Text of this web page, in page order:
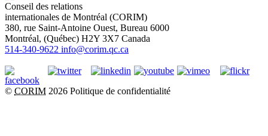
Conseil des relations
internationales de Montréal (CORIM)
380, rue Saint-Antoine Ouest, Bureau 6000
Montréal, (Québec) H2Y 3X7 Canada
514-340-9622 info@corim.qc.ca
© CORIM 2026 Politique de confidentialité